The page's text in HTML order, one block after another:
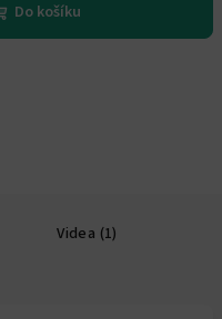
Do košíku
Videa (1)